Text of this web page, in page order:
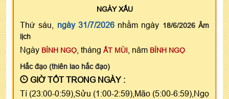
NGÀYXẤU
Thứ sáu, ngày 31/7/2026nhằm ngày 18/6/2026 Âm
lịch
Ngày BÍNH NGỌ , tháng ẤT MÙI , năm BÍNH NGỌ
Hắc đạo (thiên lao hắc đạo)
GIỜ TỐT TRONG NGÀY :
Tí (23:00-0:59),Sửu (1:00-2:59),Mão (5:00-6:59),Ngọ